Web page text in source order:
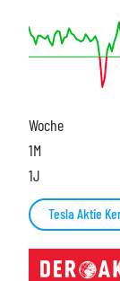
Woche
1M
1J
Tesla Aktie